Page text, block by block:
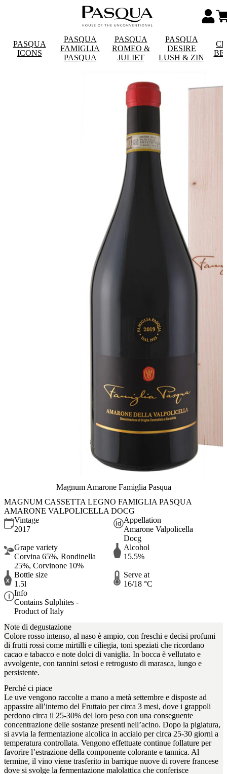
PASQUA
ICONS
PASQUA
FAMIGLIA
PASQUA
PASQUA
ROMEO &
JULIET
PASQUA
DESIRE
LUSH & ZIN
Magnum Amarone Famiglia Pasqua
MAGNUM CASSETTA LEGNO FAMIGLIA PASQUA
AMARONE VALPOLICELLA DOCG
Vintage
2017
Appellation
Amarone Valpolicella
Docg
Grape variety
Corvina 65%, Rondinella
25%, Corvinone 10%
Alcohol
15.5%
Bottle size
1.5l
Serve at
16/18 °C
Info
Contains Sulphites -
Product of Italy
Note di degustazione
Colore rosso intenso, al naso è ampio, con freschi e decisi profumi
di frutti rossi come mirtilli e ciliegia, toni speziati che ricordano
cacao e tabacco e note dolci di vaniglia. In bocca è vellutato e
avvolgente, con tannini setosi e retrogusto di marasca, lungo e
persistente.
Perché ci piace
Le uve vengono raccolte a mano a metà settembre e disposte ad
appassire all’interno del Fruttaio per circa 3 mesi, dove i grappoli
perdono circa il 25-30% del loro peso con una conseguente
concentrazione delle sostanze presenti nell’acino. Dopo la pigiatura,
si avvia la fermentazione alcolica in acciaio per circa 25-30 giorni a
temperatura controllata. Vengono effettuate continue follature per
favorire l’estrazione della componente colorante e tannica. Al
termine, il vino viene trasferito in barrique nuove di rovere francese
dove si svolge la fermentazione malolattica che conferisce